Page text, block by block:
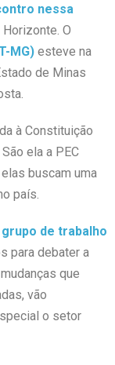
nessa
O
MG)esteve na
de Minas
à Constituição
ela a PEC
buscam uma
país.
de trabalho
para debater a
que
vão
o setor